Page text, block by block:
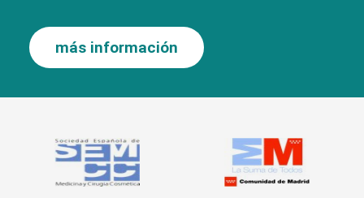
más información